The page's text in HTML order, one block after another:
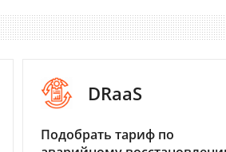
DRaaS
Подобрать тариф по